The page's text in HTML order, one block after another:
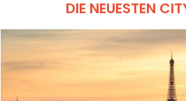
DIE NEUESTEN